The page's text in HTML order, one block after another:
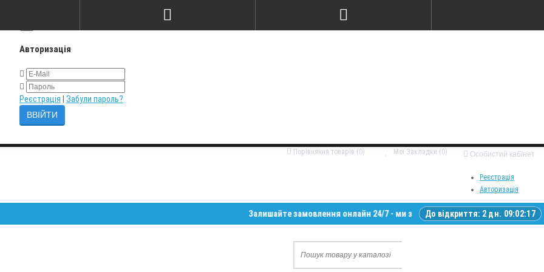
Авторизація
Реєстрація Забули пароль?
Особистий кабінет
Реєстрація
Авторизація
Мої Закладки (0)
Порівняння товарів (0)
Залишайте замовлення онлайн 24/7 - ми зв’яжемося з вами у робочий час •
До відкриття: 2 дн. 09:02:16